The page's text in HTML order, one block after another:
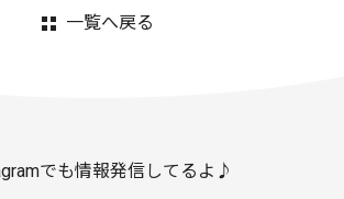
一覧へ戻る
でも情報発信してるよ♪